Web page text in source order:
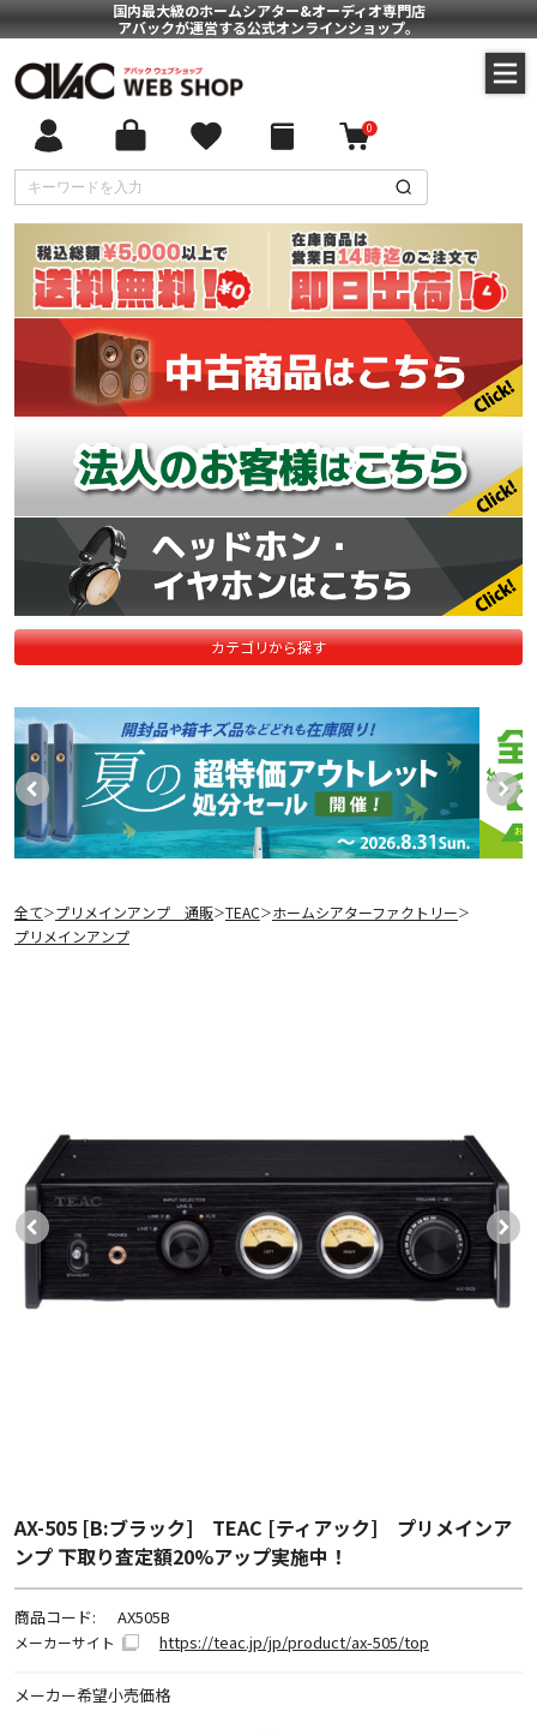
国内最大級のホームシアター&オーディオ専門店
アバックが運営する公式オンラインショップ。
0
カテゴリから探す
全て＞プリメインアンプ 通販＞TEAC＞ホームシアターファクトリー＞
プリメインアンプ
AX-505 [B:ブラック] TEAC [ティアック] プリメインア
ンプ 下取り査定額20%アップ実施中！
商品コード: AX505B
メーカーサイト https://teac.jp/jp/product/ax-505/top
メーカー希望小売価格